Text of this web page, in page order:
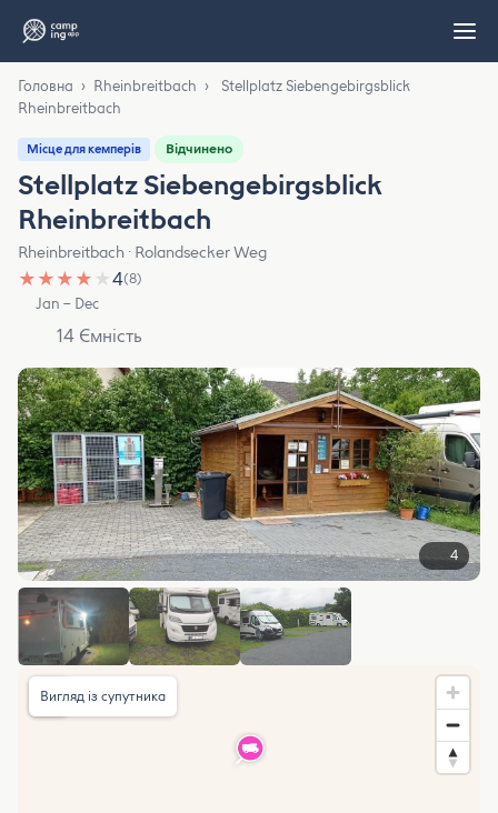
Головна › Rheinbreitbach ›
Stellplatz Siebengebirgsblick
Rheinbreitbach
Місце для кемперів Відчинено
Stellplatz Siebengebirgsblick
Rheinbreitbach
Rheinbreitbach · Rolandsecker Weg
★ ★ ★ ★ ★4(8)
Jan – Dec
14 Ємність
4
Вигляд із супутника